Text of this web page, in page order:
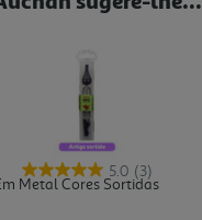
5.0 (3)
Metal Cores Sortidas